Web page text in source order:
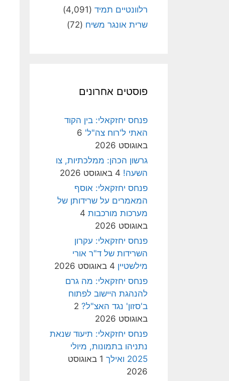
רלוונטיים תמיד (4,091)
שרית אונגר משיח (72)
פוסטים אחרונים
פנחס יחזקאלי: בין הקוד
האתי ל'רוח צה"ל' 6
באוגוסט 2026
גרשון הכהן: ממלכתיות, צו
השעה! 4 באוגוסט 2026
פנחס יחזקאלי: אוסף
המאמרים על שרידותן של
מערכות מורכבות 4
באוגוסט 2026
פנחס יחזקאלי: עקרון
השרידות של ד"ר אורי
מילשטיין 4 באוגוסט 2026
פנחס יחזקאלי: מה גרם
להנהגת היישוב לפתוח
ב'סזון' נגד האצ"ל? 2
באוגוסט 2026
פנחס יחזקאלי: תיעוד שנאת
נתניהו בתמונות, מיולי
2025 ואילך
1 באוגוסט
2026